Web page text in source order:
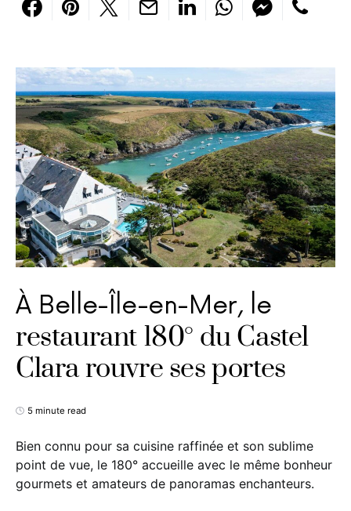
À Belle-Île-en-Mer, le
restaurant 180° du Castel
Clara rouvre ses portes
5 minute read
Bien connu pour sa cuisine raffinée et son sublime
point de vue, le 180° accueille avec le même bonheur
gourmets et amateurs de panoramas enchanteurs.